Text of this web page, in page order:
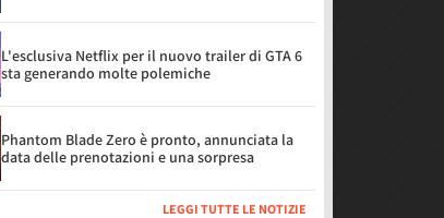
L'esclusiva Netflix per il nuovo trailer di GTA 6
sta generando molte polemiche
Phantom Blade Zero è pronto, annunciata la
data delle prenotazioni e una sorpresa
LEGGI TUTTE LE NOTIZIE